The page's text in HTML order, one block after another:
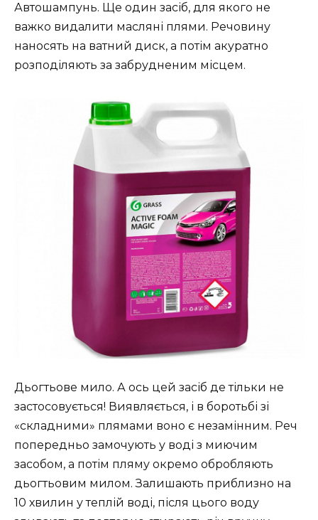
Автошампунь. Ще один засіб, для якого не
важко видалити масляні плями. Речовину
наносять на ватний диск, а потім акуратно
розподіляють за забрудненим місцем.
Дьогтьове мило. А ось цей засіб де тільки не
застосовується! Виявляється, і в боротьбі зі
«складними» плямами воно є незамінним. Реч
попередньо замочують у воді з миючим
засобом, а потім пляму окремо обробляють
дьогтьовим милом. Залишають приблизно на
10 хвилин у теплій воді, після цього воду